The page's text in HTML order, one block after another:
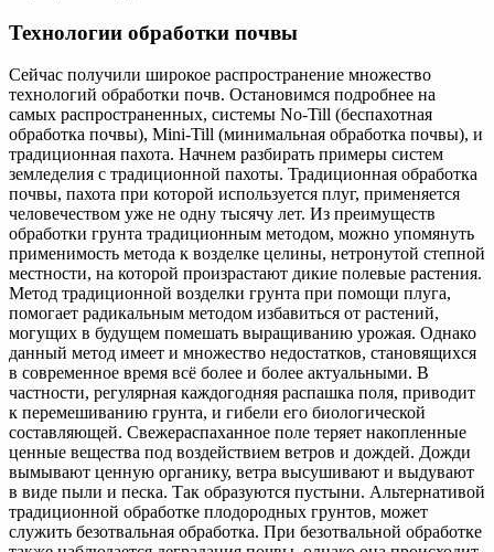
Технологии обработки почвы
Сейчас получили широкое распространение множество
технологий обработки почв. Остановимся подробнее на
самых распространенных, системы No-Till (беспахотная
обработка почвы), Mini-Till (минимальная обработка почвы), и
традиционная пахота. Начнем разбирать примеры систем
земледелия с традиционной пахоты. Традиционная обработка
почвы, пахота при которой используется плуг, применяется
человечеством уже не одну тысячу лет. Из преимуществ
обработки грунта традиционным методом, можно упомянуть
применимость метода к возделке целины, нетронутой степной
местности, на которой произрастают дикие полевые растения.
Метод традиционной возделки грунта при помощи плуга,
помогает радикальным методом избавиться от растений,
могущих в будущем помешать выращиванию урожая. Однако
данный метод имеет и множество недостатков, становящихся
в современное время всё более и более актуальными. В
частности, регулярная каждогодняя распашка поля, приводит
к перемешиванию грунта, и гибели его биологической
составляющей. Свежераспаханное поле теряет накопленные
ценные вещества под воздействием ветров и дождей. Дожди
вымывают ценную органику, ветра высушивают и выдувают
в виде пыли и песка. Так образуются пустыни. Альтернативой
традиционной обработке плодородных грунтов, может
служить безотвальная обработка. При безотвальной обработке